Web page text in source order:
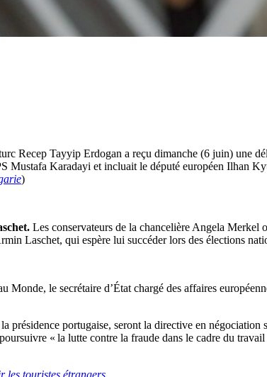
Recep Tayyip Erdogan a reçu dimanche (6 juin) une
Karadayi et incluait le député européen Ilhan
)
Les conservateurs de la chancelière Angela Merkel
Laschet, qui espère lui succéder lors des élections
Monde, le secrétaire d’État chargé des affaires
présidence portugaise, seront la directive en
« la lutte contre la fraude dans le cadre du